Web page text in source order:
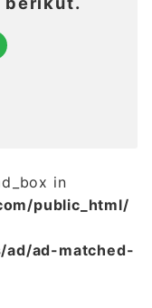
in
public_html/
ad-matched-